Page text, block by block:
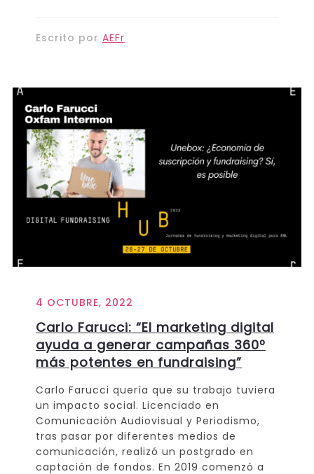
Escrito por AEFr
4 OCTUBRE, 2022
Carlo Farucci: “El marketing digital
ayuda a generar campañas 360º
más potentes en fundraising”
Carlo Farucci quería que su trabajo tuviera
un impacto social. Licenciado en
Comunicación Audiovisual y Periodismo,
tras pasar por diferentes medios de
comunicación, realizó un postgrado en
captación de fondos. En 2019 comenzó a